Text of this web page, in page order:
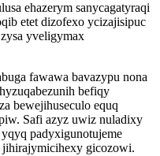
ehazerym sanycagatyraqi
etet dizofexo ycizajisipuc
yveligymax
fawawa bavazypu nona
befiqy
bewejihuseculo equq
Safi azyz uwiz nuladixy
padyxigunotujeme
gicozowi.